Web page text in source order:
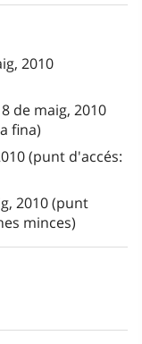
2010
de maig, 2010
fina)
(punt d'accés:
2010 (punt
minces)